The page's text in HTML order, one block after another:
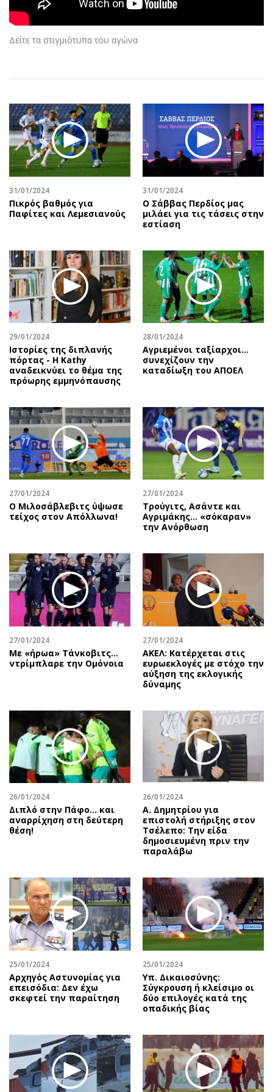
Αθλητισμός
Κύπρος
Ελλάδα
Κληρώσεις Allwyn
Οικονομία
Real Estate
Επιχειρήσεις
Αγορές
Money Review
AstroBank Properties
Ναυτιλία
Περιβάλλον
Ελλάδα
Κόσμος
Πολιτισμός
Σινεμά
Θέατρο-Χορός
Εικαστικά
Βιβλίο
Χειρόγραφα
Geek
Νέα
Αυτοκίνηση
Πολιτική
Οικονομία
Γενικά
Αναδρομές
Πρόσωπα
Περιβάλλον
Good Life
Showbiz
Ταξίδια
Συνταγές
Έξοδος
Εκπομπές
Wine routes
Προσφορές
Προσωπικότητες στην ''Κ''
Επιστολές
Δείτε τα στιγμιότυπα του αγώνα
31/01/2024
Πικρός βαθμός για
Παφίτες και Λεμεσιανούς
31/01/2024
Ο Σάββας Περδίος μας
μιλάει για τις τάσεις στην
εστίαση
29/01/2024
Ιστορίες της διπλανής
πόρτας - Η Kathy
αναδεικνύει το θέμα της
πρόωρης εμμηνόπαυσης
28/01/2024
Αγριεμένοι ταξίαρχοι...
συνεχίζουν την
καταδίωξη του ΑΠΟΕΛ
27/01/2024
Ο Μιλοσάβλεβιτς ύψωσε
τείχος στον Απόλλωνα!
27/01/2024
Τρούγιτς, Ασάντε και
Αγριμάκης… «σόκαραν»
την Ανόρθωση
27/01/2024
Με «ήρωα» Τάνκοβιτς…
ντρίμπλαρε την Ομόνοια
27/01/2024
ΑΚΕΛ: Κατέρχεται στις
ευρωεκλογές με στόχο την
αύξηση της εκλογικής
δύναμης
26/01/2024
Διπλό στην Πάφο… και
αναρρίχηση στη δεύτερη
θέση!
26/01/2024
Α. Δημητρίου για
επιστολή στήριξης στον
Τσέλεπο: Την είδα
δημοσιευμένη πριν την
παραλάβω
25/01/2024
Αρχηγός Αστυνομίας για
επεισόδια: Δεν έχω
σκεφτεί την παραίτηση
25/01/2024
Υπ. Δικαιοσύνης:
Σύγκρουση ή κλείσιμο οι
δύο επιλογές κατά της
οπαδικής βίας